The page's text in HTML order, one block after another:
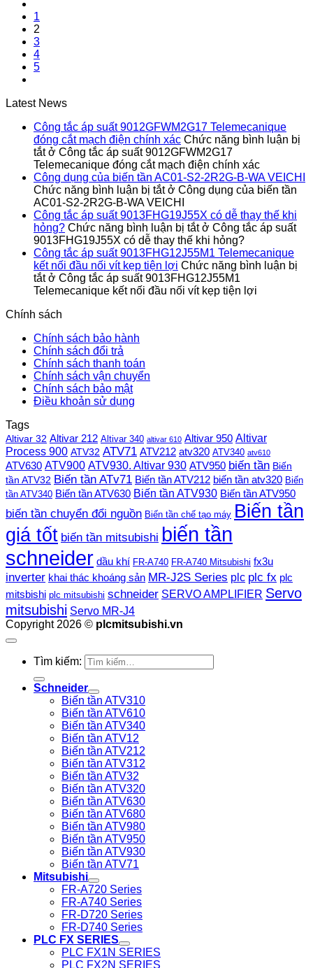
1
2
3
4
5
Latest News
Công tắc áp suất 9012GFWM2G17 Telemecanique
đóng cắt mạch điện chính xác Chức năng bình luận bị
tắtở Công tắc áp suất 9012GFWM2G17
Telemecanique đóng cắt mạch điện chính xác
Công dụng của biến tần AC01-S2-2R2G-B-WA VEICHI
Chức năng bình luận bị tắtở Công dụng của biến tần
AC01-S2-2R2G-B-WA VEICHI
Công tắc áp suất 9013FHG19J55X có dễ thay thế khi
hỏng? Chức năng bình luận bị tắtở Công tắc áp suất
9013FHG19J55X có dễ thay thế khi hỏng?
Công tắc áp suất 9013FHG12J55M1 Telemecanique
kết nối đầu nối vít kẹp tiện lợi Chức năng bình luận bị
tắtở Công tắc áp suất 9013FHG12J55M1
Telemecanique kết nối đầu nối vít kẹp tiện lợi
Chính sách
Chính sách bảo hành
Chính sách đổi trả
Chính sách thanh toán
Chính sách vận chuyển
Chính sách bảo mật
Điều khoản sử dụng
Tags
Altivar 32 Altivar 212 Altivar 340 altivar 610 Altivar 950 Altivar
Process 900 ATV32 ATV71 ATV212 atv320 ATV340 atv610
ATV630 ATV900 ATV930. Altivar 930 ATV950 biến tần Biến
tần ATV32 Biến tần ATv71 Biến tần ATV212 biến tần atv320 Biến
tần ATV340 Biến tần ATV630 Biến tần ATV930 Biến tần ATV950
biến tần chuyển đổi nguồn Biến tần chế tạo máy Biến tần
giá tốt biến tần mitsubishi biến tần
schneider dầu khí FR-A740 FR-A740 Mitsubishi fx3u
inverter khai thác khoáng sản MR-J2S Series plc plc fx plc
mitsbishi plc mitsubishi schneider SERVO AMPLIFIER Servo
mitsubishi Servo MR-J4
Copyright 2026 © plcmitsubishi.vn
Tìm kiếm:
Schneider
Biến tần ATV310
Biến tần ATV610
Biến tần ATV340
Biến tần ATV12
Biến tần ATV212
Biến tần ATV312
Biến tần ATV32
Biến tần ATV320
Biến tần ATV630
Biến tần ATV680
Biến tần ATV980
Biến tần ATV950
Biến tần ATV930
Biến tần ATV71
Mitsubishi
FR-A720 Series
FR-A740 Series
FR-D720 Series
FR-D740 Series
PLC FX SERIES
PLC FX1N SERIES
PLC FX2N SERIES